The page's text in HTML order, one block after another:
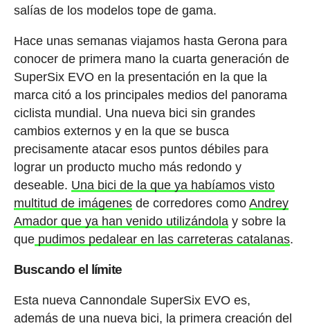
salías de los modelos tope de gama.
Hace unas semanas viajamos hasta Gerona para
conocer de primera mano la cuarta generación de
SuperSix EVO en la presentación en la que la
marca citó a los principales medios del panorama
ciclista mundial. Una nueva bici sin grandes
cambios externos y en la que se busca
precisamente atacar esos puntos débiles para
lograr un producto mucho más redondo y
deseable. Una bici de la que ya habíamos visto
multitud de imágenesde corredores como Andrey
Amador que ya han venido utilizándola y sobre la
quepudimos pedalear en las carreteras catalanas.
Buscando el límite
Esta nueva Cannondale SuperSix EVO es,
además de una nueva bici, la primera creación del